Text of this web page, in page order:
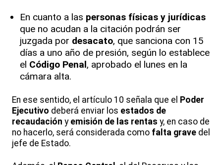
En cuanto a las personas físicas y jurídicas
que no acudan a la citación podrán ser
juzgada por desacato, que sanciona con 15
días a uno año de presión, según lo establece
el Código Penal, aprobado el lunes en la
cámara alta.
En ese sentido, el artículo 10 señala que el Poder
Ejecutivo deberá enviar los estados de
recaudación y emisión de las rentas y, en caso de
no hacerlo, será considerada como falta grave del
jefe de Estado.